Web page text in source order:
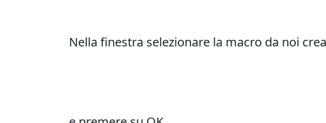
Nella finestra selezionare la macro da noi